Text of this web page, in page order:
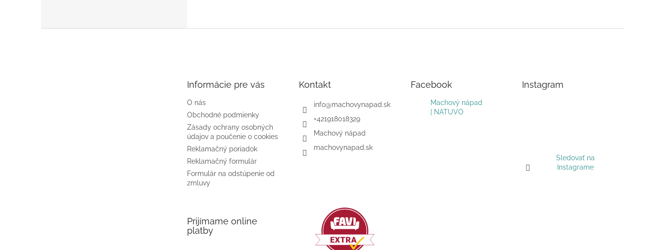
Informácie pre vás
O nás
Obchodné podmienky
Zásady ochrany osobných
údajov a poučenie o cookies
Reklamačný poriadok
Reklamačný formulár
Formulár na odstúpenie od
zmluvy
Kontakt
info@machovynapad.sk
+421918018329
Machový nápad
machovynapad.sk
Facebook
Machový nápad
| NATUVO
Instagram
Sledovať na
Instagrame
Prijímame online
platby